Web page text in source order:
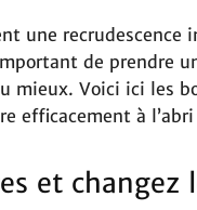
une recrudescence
de prendre
mieux. Voici ici les
efficacement à
et changez